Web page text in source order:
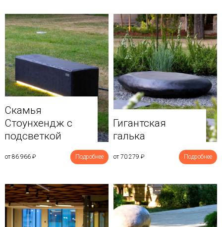
Скамья
Стоунхендж с
подсветкой
от 86 966 ₽ Подробнее
Гигантская
галька
от 70 279 ₽ Подробнее